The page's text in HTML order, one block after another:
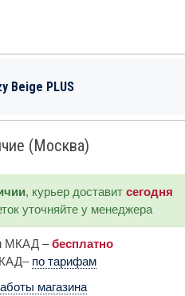
Beige PLUS
(Москва)
, курьер доставитсегодня
уточняйте у менеджера
МКАД –бесплатно
по тарифам
магазина